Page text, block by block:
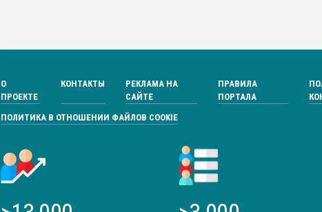
О
ПРОЕКТЕ
КОНТАКТЫ
РЕКЛАМА НА
САЙТЕ
ПРАВИЛА
ПОРТАЛА
ПОЛИТИКА В ОТНОШЕНИИ ФАЙЛОВ COOKIE